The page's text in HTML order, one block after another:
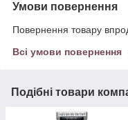
Умови повернення
Повернення товару
Всі умови повернення
Подібні товари